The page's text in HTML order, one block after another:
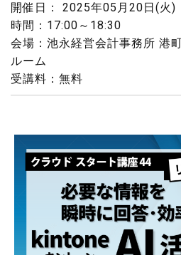
開催日： 2025年05月20日(火)
時間：17:00～18:30
会場：池永経営会計事務所 港
ルーム
受講料：無料